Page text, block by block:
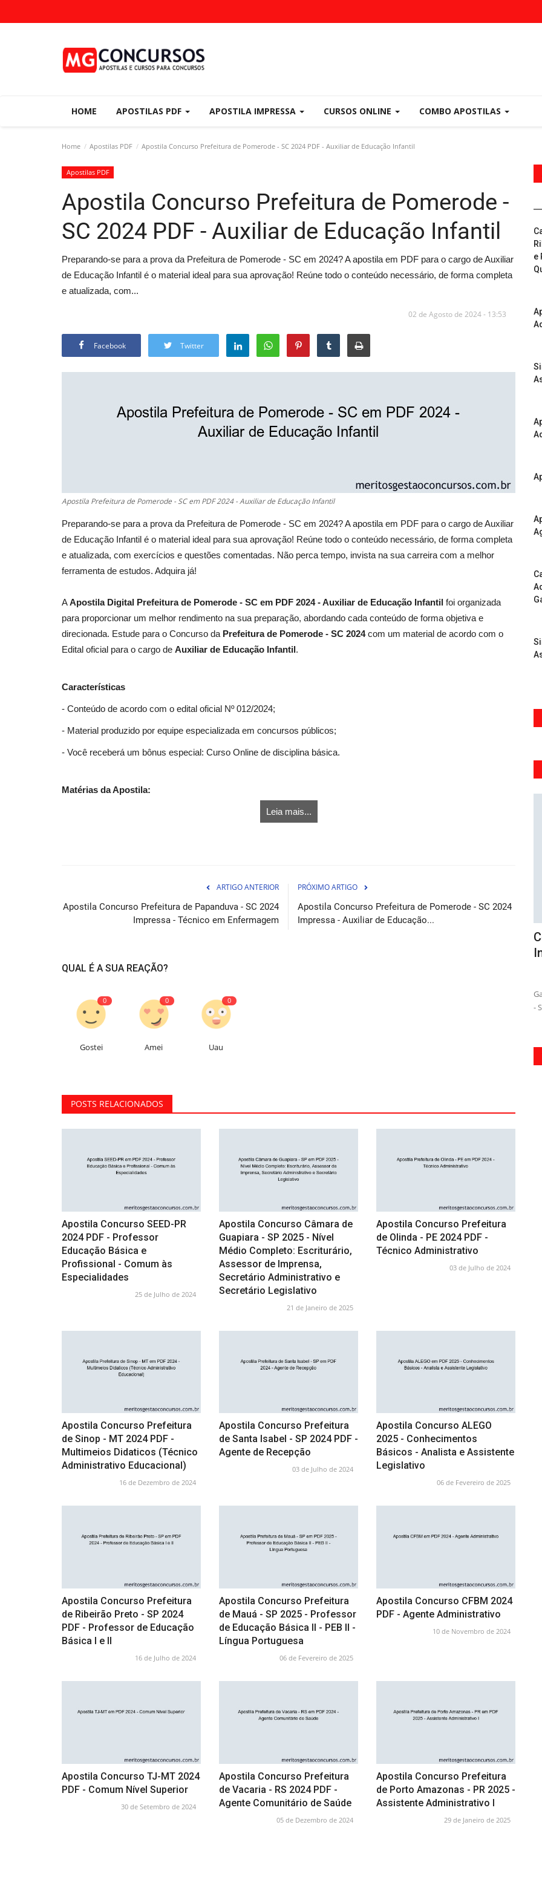
HOME APOSTILAS PDF APOSTILA IMPRESSA CURSOS ONLINE COMBO APOSTILAS
Home Apostilas PDF Apostila Concurso Prefeitura de Pomerode - SC 2024 PDF - Auxiliar de Educação Infantil
Apostilas PDF
Apostila Concurso Prefeitura de Pomerode -
SC 2024 PDF - Auxiliar de Educação Infantil
Preparando-se para a prova da Prefeitura de Pomerode - SC em 2024? A apostila em PDF para o cargo de Auxiliar
de Educação Infantil é o material ideal para sua aprovação! Reúne todo o conteúdo necessário, de forma completa
e atualizada, com...
02 de Agosto de 2024 - 13:53
Facebook Twitter
Apostila Prefeitura de Pomerode - SC em PDF 2024 - Auxiliar de Educação Infantil
Preparando-se para a prova da Prefeitura de Pomerode - SC em 2024? A apostila em PDF para o cargo de Auxiliar
de Educação Infantil é o material ideal para sua aprovação! Reúne todo o conteúdo necessário, de forma completa
e atualizada, com exercícios e questões comentadas. Não perca tempo, invista na sua carreira com a melhor
ferramenta de estudos. Adquira já!
AApostila Digital Prefeitura de Pomerode - SC em PDF 2024 - Auxiliar de Educação Infantil foi organizada
para proporcionar um melhor rendimento na sua preparação, abordando cada conteúdo de forma objetiva e
direcionada. Estude para o Concurso da Prefeitura de Pomerode - SC 2024com um material de acordo com o
Edital oficial para o cargo de Auxiliar de Educação Infantil.
Características
- Conteúdo de acordo com o edital oficial Nº 012/2024;
- Material produzido por equipe especializada em concursos públicos;
- Você receberá um bônus especial: Curso Online de disciplina básica.
Matérias da Apostila:
Leia mais...
ARTIGO ANTERIOR
Apostila Concurso Prefeitura de Papanduva - SC 2024
Impressa - Técnico em Enfermagem
PRÓXIMO ARTIGO
Apostila Concurso Prefeitura de Pomerode - SC 2024
Impressa - Auxiliar de Educação...
QUAL É A SUA REAÇÃO?
0
Gostei
0
Amei
0
Uau
POSTS RELACIONADOS
Apostila Concurso SEED-PR
2024 PDF - Professor
Educação Básica e
Profissional - Comum às
Especialidades
25 de Julho de 2024
Apostila Concurso Câmara de
Guapiara - SP 2025 - Nível
Médio Completo: Escriturário,
Assessor de Imprensa,
Secretário Administrativo e
Secretário Legislativo
21 de Janeiro de 2025
Apostila Concurso Prefeitura
de Olinda - PE 2024 PDF -
Técnico Administrativo
03 de Julho de 2024
Apostila Concurso Prefeitura
de Sinop - MT 2024 PDF -
Multimeios Didaticos (Técnico
Administrativo Educacional)
16 de Dezembro de 2024
Apostila Concurso Prefeitura
de Santa Isabel - SP 2024 PDF -
Agente de Recepção
03 de Julho de 2024
Apostila Concurso ALEGO
2025 - Conhecimentos
Básicos - Analista e Assistente
Legislativo
06 de Fevereiro de 2025
Apostila Concurso Prefeitura
de Ribeirão Preto - SP 2024
PDF - Professor de Educação
Básica I e II
16 de Julho de 2024
Apostila Concurso Prefeitura
de Mauá - SP 2025 - Professor
de Educação Básica II - PEB II -
Língua Portuguesa
06 de Fevereiro de 2025
Apostila Concurso CFBM 2024
PDF - Agente Administrativo
10 de Novembro de 2024
Apostila Concurso TJ-MT 2024
PDF - Comum Nível Superior
30 de Setembro de 2024
Apostila Concurso Prefeitura
de Vacaria - RS 2024 PDF -
Agente Comunitário de Saúde
05 de Dezembro de 2024
Apostila Concurso Prefeitura
de Porto Amazonas - PR 2025 -
Assistente Administrativo I
29 de Janeiro de 2025
e
O Curso Prefeitura de Abaetetuba - PA é a melhor escolha
para quem deseja se tornar...